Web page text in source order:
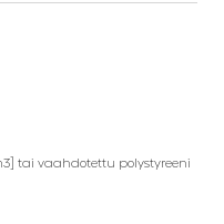
tai vaahdotettu polystyreeni